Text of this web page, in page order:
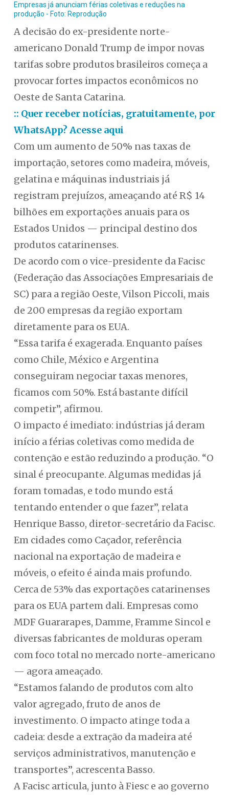
Empresas já anunciam férias coletivas e reduções na
produção - Foto: Reprodução
A decisão do ex-presidente norte-
americano Donald Trump de impor novas
tarifas sobre produtos brasileiros começa a
provocar fortes impactos econômicos no
Oeste de Santa Catarina.
:: Quer receber notícias, gratuitamente, por
WhatsApp? Acesse aqui
Com um aumento de 50% nas taxas de
importação, setores como madeira, móveis,
gelatina e máquinas industriais já
registram prejuízos, ameaçando até R$ 14
bilhões em exportações anuais para os
Estados Unidos — principal destino dos
produtos catarinenses.
De acordo com o vice-presidente da Facisc
(Federação das Associações Empresariais de
SC) para a região Oeste, Vilson Piccoli, mais
de 200 empresas da região exportam
diretamente para os EUA.
“Essa tarifa é exagerada. Enquanto países
como Chile, México e Argentina
conseguiram negociar taxas menores,
ficamos com 50%. Está bastante difícil
competir”, afirmou.
O impacto é imediato: indústrias já deram
início a férias coletivas como medida de
contenção e estão reduzindo a produção. “O
sinal é preocupante. Algumas medidas já
foram tomadas, e todo mundo está
tentando entender o que fazer”, relata
Henrique Basso, diretor-secretário da Facisc.
Em cidades como Caçador, referência
nacional na exportação de madeira e
móveis, o efeito é ainda mais profundo.
Cerca de 53% das exportações catarinenses
para os EUA partem dali. Empresas como
MDF Guararapes, Damme, Framme Sincol e
diversas fabricantes de molduras operam
com foco total no mercado norte-americano
— agora ameaçado.
“Estamos falando de produtos com alto
valor agregado, fruto de anos de
investimento. O impacto atinge toda a
cadeia: desde a extração da madeira até
serviços administrativos, manutenção e
transportes”, acrescenta Basso.
A Facisc articula, junto à Fiesc e ao governo